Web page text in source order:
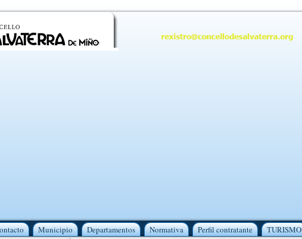
Municipio Departamentos Normativa Perfil contratante TURISMO